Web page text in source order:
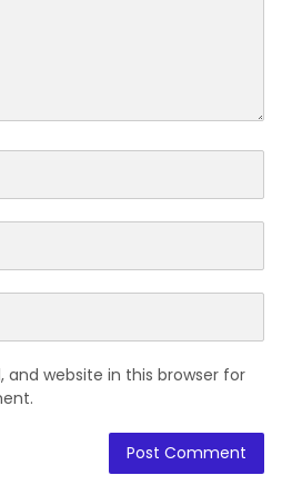
and website in this browser for